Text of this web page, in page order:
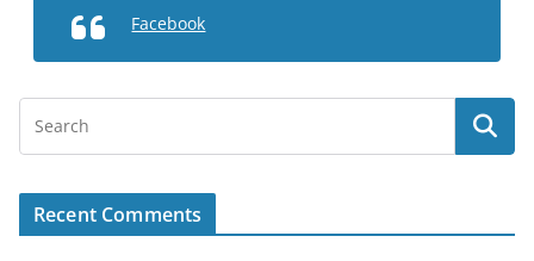
Facebook
Recent Comments